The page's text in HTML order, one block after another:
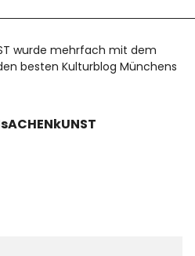
wurde mehrfach mit dem
besten Kulturblog Münchens